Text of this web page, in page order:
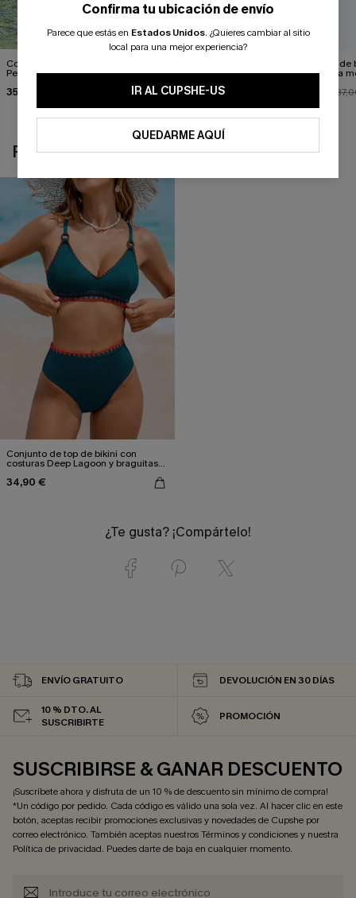
Conjunto de bikini morado
Perfect Harmony
35,00 €
"Peace Out"
39,00 €
Conjunto
crema a la
REVISAR RECIENTEMENTE
Conjunto de top de bikini con
costuras Deep Lagoon y braguitas
34,90 €
¿Te gusta? ¡Compártelo!
Confirma tu ubicación de envío
Parece que estás en Estados Unidos. ¿Quieres cambiar al sitio
local para una mejor experiencia?
IR AL CUPSHE-US
QUEDARME AQUÍ
ENVÍO GRATUITO DEVOLUCIÓN EN 30 DÍAS
10 % DTO. AL
SUSCRIBIRTE
PROMOCIÓN
SUSCRIBIRSE & GANAR DESCUENTO
¡Suscríbete ahora y disfruta de un 10 % de descuento sin mínimo de compra!
*Un código por pedido. Cada código es válido una sola vez. Al hacer clic en este
botón, aceptas recibir promociones exclusivas y novedades de Cupshe por
correo electrónico. También aceptas nuestrosTérminos y condicionesy nuestra
Política de privacidad. Puedes darte de baja en cualquier momento.